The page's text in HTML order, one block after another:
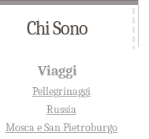
Chi Sono
Viaggi
Pellegrinaggi
Russia
Mosca e San Pietroburgo